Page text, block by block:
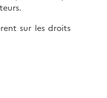
sur les droits